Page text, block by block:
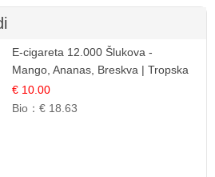
E-cigareta 12.000 Šlukova -
Mango, Ananas, Breskva | Tropska
Voćna Mješavina
€ 10.00
Bio：€ 18.63